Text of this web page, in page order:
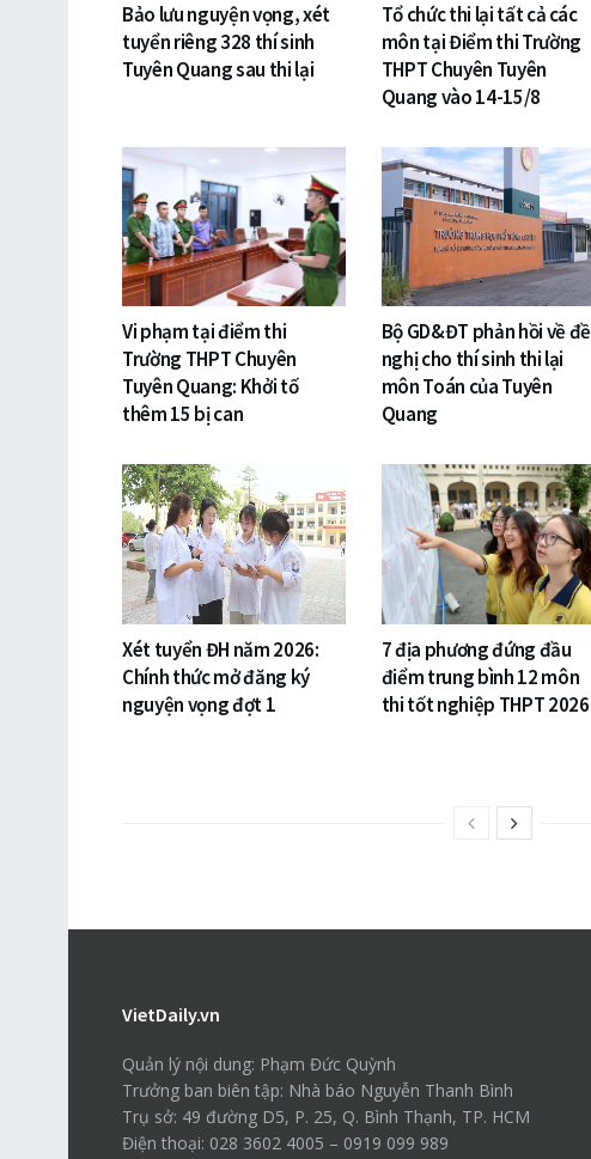
Bảo lưu nguyện vọng, xét
tuyển riêng 328 thí sinh
Tuyên Quang sau thi lại
Tổ chức thi lại tất cả các
môn tại Điểm thi Trường
THPT Chuyên Tuyên
Quang vào 14-15/8
Vi phạm tại điểm thi
Trường THPT Chuyên
Tuyên Quang: Khởi tố
thêm 15 bị can
Bộ GD&ĐT phản hồi về đề
nghị cho thí sinh thi lại
môn Toán của Tuyên
Quang
Xét tuyển ĐH năm 2026:
Chính thức mở đăng ký
nguyện vọng đợt 1
7 địa phương đứng đầu
điểm trung bình 12 môn
thi tốt nghiệp THPT 2026
VietDaily.vn
Quản lý nội dung: Phạm Đức Quỳnh
Trưởng ban biên tập: Nhà báo Nguyễn Thanh Bình
Trụ sở: 49 đường D5, P. 25, Q. Bình Thạnh, TP. HCM
Điện thoại: 028 3602 4005 – 0919 099 989